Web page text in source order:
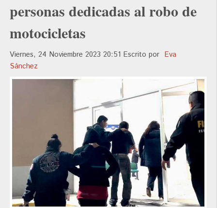
personas dedicadas al robo de
motocicletas
Viernes, 24 Noviembre 2023 20:51 Escrito por Eva
Sánchez